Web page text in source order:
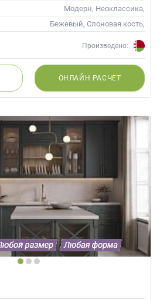
Модерн, Неоклассика,
Современные
Бежевый, Слоновая кость,
Кремовый, Капучино
Произведено:
ОНЛАЙН РАСЧЕТ